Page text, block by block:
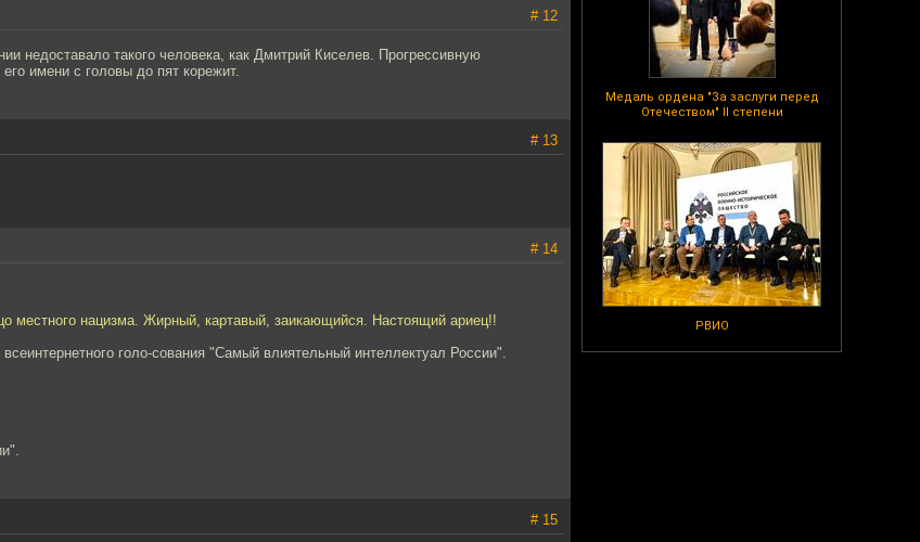
Медаль ордена "За заслуги перед
Отечеством" II степени
РВИО
# 12
недоставало такого человека, как Дмитрий Киселев. Прогрессивную
имени с головы до пят корежит.
# 13
# 14
местного нацизма. Жирный, картавый, заикающийся. Настоящий ариец!!
голо-сования "Самый влиятельный интеллектуал России".
# 15